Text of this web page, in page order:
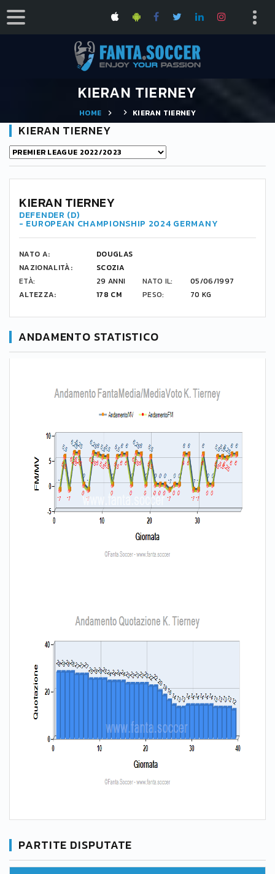
KIERAN TIERNEY
HOME KIERAN TIERNEY
KIERAN TIERNEY
6
KIERAN TIERNEY
DEFENDER (D)
- EUROPEAN CHAMPIONSHIP 2024 GERMANY
NATO A:
DOUGLAS
NAZIONALITÀ:
SCOZIA
ETÀ:
29 ANNI NATO IL:
05/06/1997
ALTEZZA:
178 CM PESO: 70 KG
ANDAMENTO STATISTICO
PARTITE DISPUTATE